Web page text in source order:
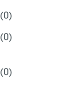
(0)
(0)
(0)